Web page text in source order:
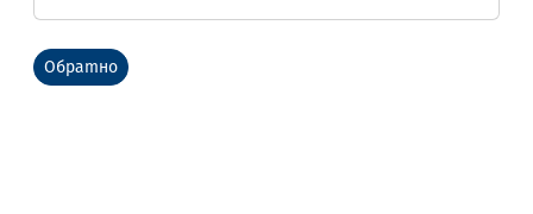
Обратно